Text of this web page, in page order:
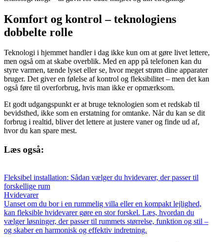
Komfort og kontrol – teknologiens
dobbelte rolle
Teknologi i hjemmet handler i dag ikke kun om at gøre livet lettere,
men også om at skabe overblik. Med en app på telefonen kan du
styre varmen, tænde lyset eller se, hvor meget strøm dine apparater
bruger. Det giver en følelse af kontrol og fleksibilitet – men det kan
også føre til overforbrug, hvis man ikke er opmærksom.
Et godt udgangspunkt er at bruge teknologien som et redskab til
bevidsthed, ikke som en erstatning for omtanke. Når du kan se dit
forbrug i realtid, bliver det lettere at justere vaner og finde ud af,
hvor du kan spare mest.
Læs også:
Fleksibel installation: Sådan vælger du hvidevarer, der passer til
forskellige rum
Hvidevarer
Uanset om du bor i en rummelig villa eller en kompakt lejlighed,
kan fleksible hvidevarer gøre en stor forskel. Læs, hvordan du
vælger løsninger, der passer til rummets størrelse, funktion og stil –
og skaber en harmonisk og effektiv indretning.